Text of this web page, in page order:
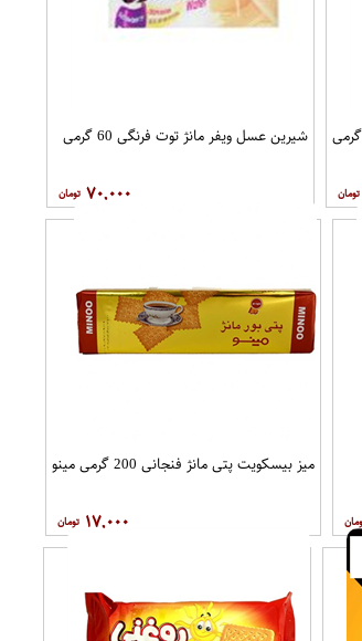
شیرین عسل ویفر مانژ توت فرنگی 60 گرمی
۷۰,۰۰۰
میز بیسکویت پتی مانژ فنجانی 200 گرمی مینو
۱۷,۰۰۰